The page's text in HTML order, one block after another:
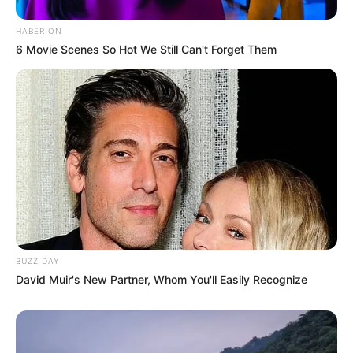
HABERION
6 Movie Scenes So Hot We Still Can't Forget Them
BUZZ DAY
David Muir's New Partner, Whom You'll Easily Recognize